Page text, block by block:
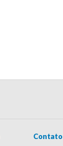
Contato